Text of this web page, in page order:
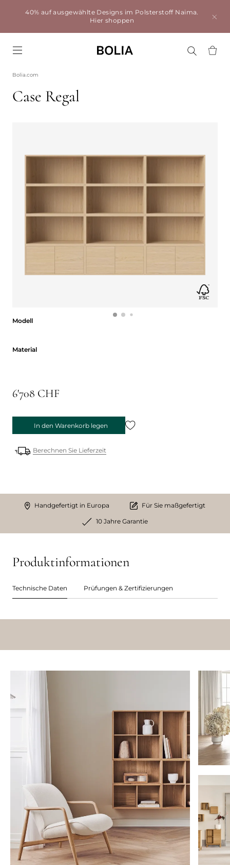
40% auf ausgewählte Designs im Polsterstoff Naima.
Hier shoppen
Bolia.com
Case Regal
Modell
Material
6'708 CHF
In den Warenkorb legen
Berechnen Sie Lieferzeit
Handgefertigt in Europa Für Sie maßgefertigt
10 Jahre Garantie
Produktinformationen
Technische Daten Prüfungen & Zertifizierungen